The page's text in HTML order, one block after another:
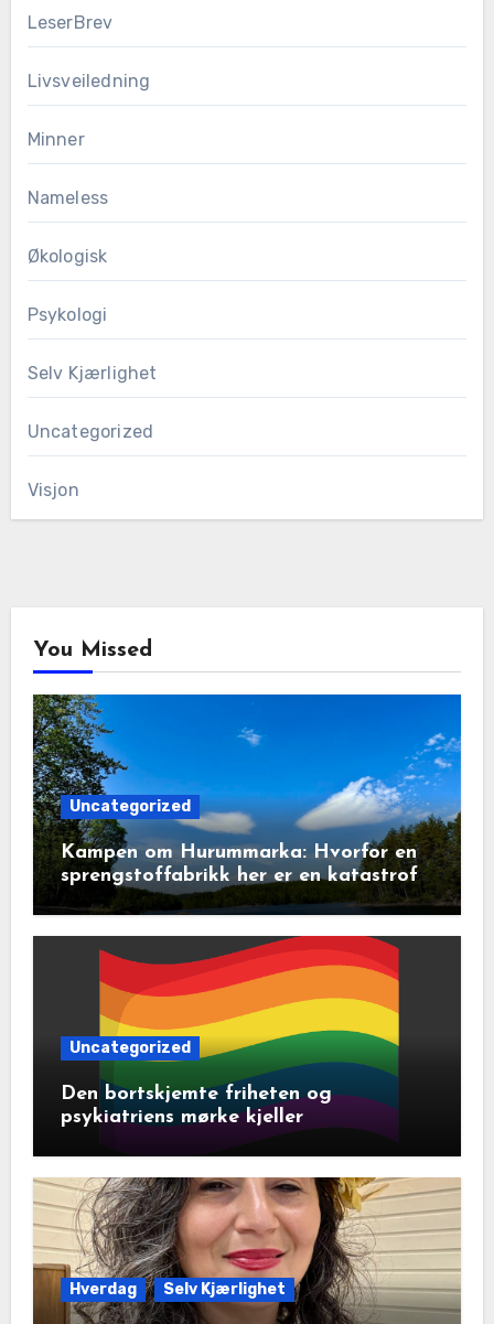
LeserBrev
Livsveiledning
Minner
Nameless
Økologisk
Psykologi
Selv Kjærlighet
Uncategorized
Visjon
You Missed
Uncategorized
Kampen om Hurummarka: Hvorfor en
sprengstoffabrikk her er en katastrofe
for natur og lokalsamfunn
Uncategorized
Den bortskjemte friheten og
psykiatriens mørke kjeller
Hverdag Selv Kjærlighet